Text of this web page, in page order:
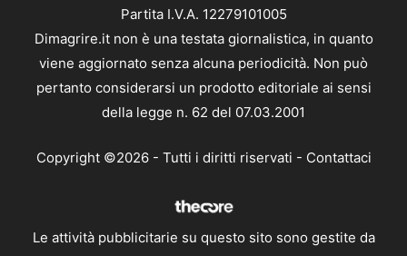
Partita I.V.A. 12279101005
Dimagrire.it non è una testata giornalistica, in quanto
viene aggiornato senza alcuna periodicità. Non può
pertanto considerarsi un prodotto editoriale ai sensi
della legge n. 62 del 07.03.2001
Copyright ©2026 - Tutti i diritti riservati - Contattaci
Le attività pubblicitarie su questo sito sono gestite da